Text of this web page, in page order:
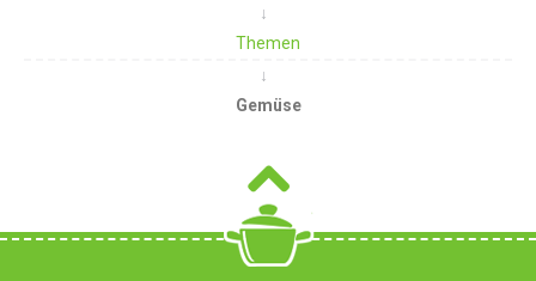
Themen
Gemüse